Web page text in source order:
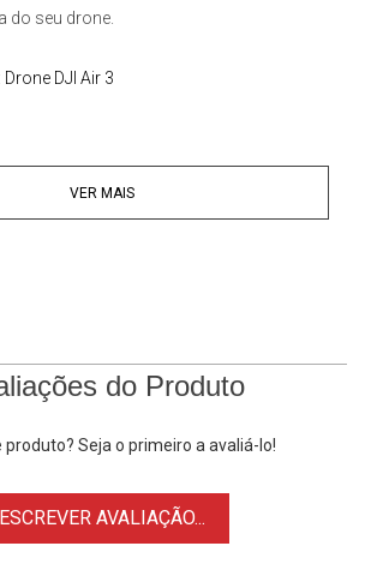
do seu drone.
Drone DJI Air 3
VER MAIS
do Produto
produto? Seja o primeiro a avaliá-lo!
ESCREVER AVALIAÇÃO...